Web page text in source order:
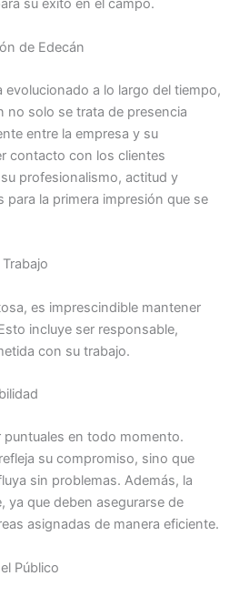
su éxito en el campo.
de Edecán
evolucionado a lo largo del tiempo,
no solo se trata de presencia
entre la empresa y su
contacto con los clientes
profesionalismo, actitud y
para la primera impresión que se
es imprescindible mantener
incluye ser responsable,
con su trabajo.
puntuales en todo momento.
su compromiso, sino que
sin problemas. Además, la
ya que deben asegurarse de
asignadas de manera eficiente.
Público